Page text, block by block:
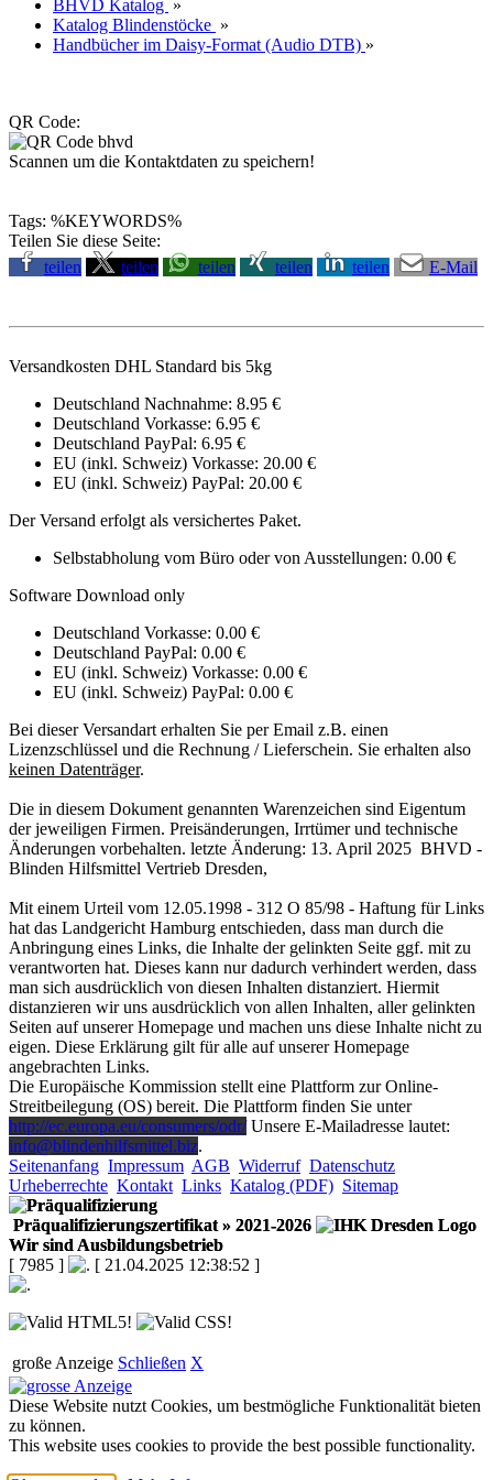
BHVD Katalog »
Katalog Blindenstöcke »
Handbücher im Daisy-Format (Audio DTB) »
QR Code:
Scannen um die Kontaktdaten zu speichern!
Tags: %KEYWORDS%
Teilen Sie diese Seite:
teilen
teilen teilen teilen teilen E-Mail
Versandkosten DHL Standard bis 5kg
Deutschland Nachnahme: 8.95 €
Deutschland Vorkasse: 6.95 €
Deutschland PayPal: 6.95 €
EU (inkl. Schweiz) Vorkasse: 20.00 €
EU (inkl. Schweiz) PayPal: 20.00 €
Der Versand erfolgt als versichertes Paket.
Selbstabholung vom Büro oder von Ausstellungen: 0.00 €
Software Download only
Deutschland Vorkasse: 0.00 €
Deutschland PayPal: 0.00 €
EU (inkl. Schweiz) Vorkasse: 0.00 €
EU (inkl. Schweiz) PayPal: 0.00 €
Bei dieser Versandart erhalten Sie per Email z.B. einen
Lizenzschlüssel und die Rechnung / Lieferschein. Sie erhalten also
keinen Datenträger.
Die in diesem Dokument genannten Warenzeichen sind Eigentum
der jeweiligen Firmen. Preisänderungen, Irrtümer und technische
Änderungen vorbehalten. letzte Änderung: 13. April 2025 BHVD -
Blinden Hilfsmittel Vertrieb Dresden,
Mit einem Urteil vom 12.05.1998 - 312 O 85/98 - Haftung für Links
hat das Landgericht Hamburg entschieden, dass man durch die
Anbringung eines Links, die Inhalte der gelinkten Seite ggf. mit zu
verantworten hat. Dieses kann nur dadurch verhindert werden, dass
man sich ausdrücklich von diesen Inhalten distanziert. Hiermit
distanzieren wir uns ausdrücklich von allen Inhalten, aller gelinkten
Seiten auf unserer Homepage und machen uns diese Inhalte nicht zu
eigen. Diese Erklärung gilt für alle auf unserer Homepage
angebrachten Links.
Die Europäische Kommission stellt eine Plattform zur Online-
Streitbeilegung (OS) bereit. Die Plattform finden Sie unter
http://ec.europa.eu/consumers/odr/Unsere E-Mailadresse lautet:
info@blindenhilfsmittel.biz.
Seitenanfang Impressum AGB Widerruf Datenschutz
Urheberrechte Kontakt Links Katalog (PDF) Sitemap
Präqualifizierungszertifikat» 2021-2026
Wir sind Ausbildungsbetrieb
[ 7985 ]
[ 21.04.2025 12:38:52 ]
große Anzeige Schließen X
Diese Website nutzt Cookies, um bestmögliche Funktionalität bieten
zu können.
This website uses cookies to provide the best possible functionality.